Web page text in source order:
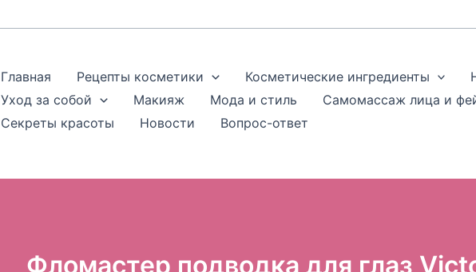
Главная Рецепты косметики Косметические ингредиенты
Уход за собой
Макияж Мода и стиль Самомассаж лица и
Секреты красоты
Новости Вопрос-ответ
Фломастер подводка для глаз